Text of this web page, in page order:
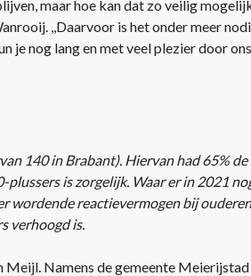
maar hoe kan dat zo veilig
,,Daarvoor is het onder meer
je nog lang en met veel plezier door
140 in Brabant). Hiervan had 65%
is zorgelijk. Waar er in 2021
wordende reactievermogen bij
verhoogd is.
Namens de gemeente